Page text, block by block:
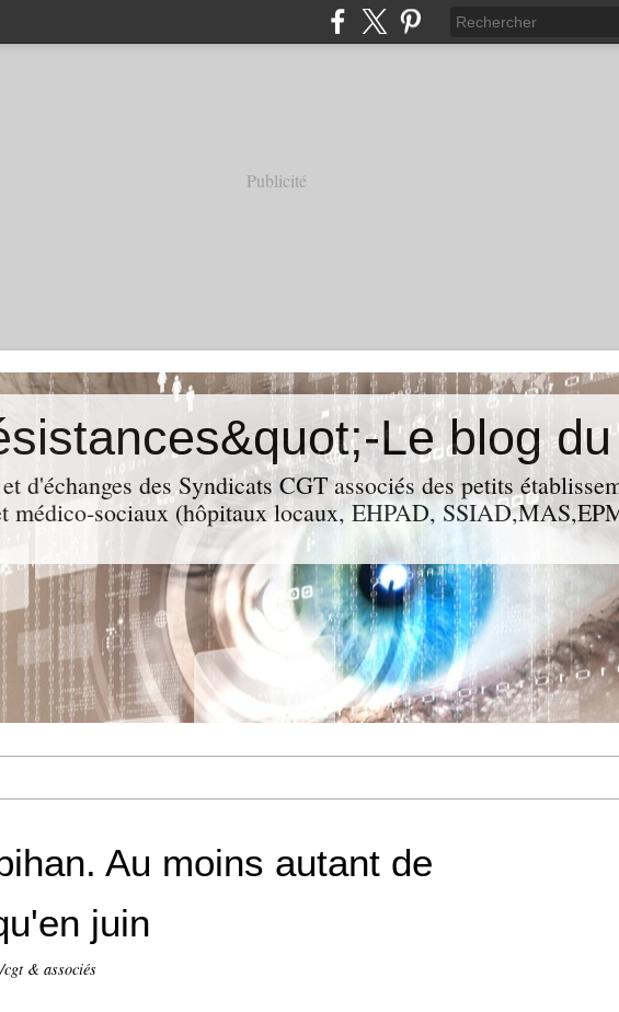
Publicité
d'échanges des Syndicats CGT associés des petits
médico-sociaux (hôpitaux locaux, EHPAD,
Au moins autant de
juin
& associés